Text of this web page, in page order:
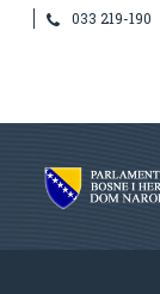
033 219-190